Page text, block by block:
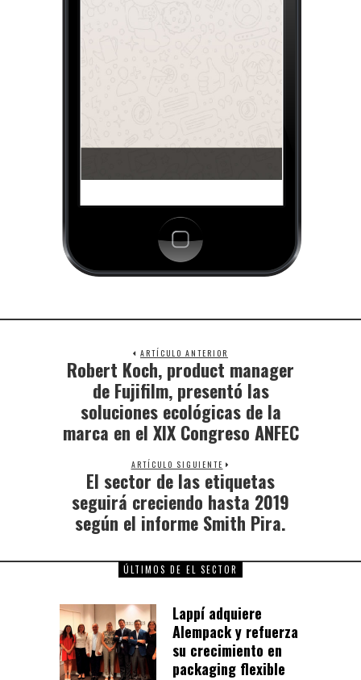
ARTÍCULO ANTERIOR
Robert Koch, product manager
de Fujifilm, presentó las
soluciones ecológicas de la
marca en el XIX Congreso ANFEC
ARTÍCULO SIGUIENTE
El sector de las etiquetas
seguirá creciendo hasta 2019
según el informe Smith Pira.
ÚLTIMOS DE EL SECTOR
Lappí adquiere
Alempack y refuerza
su crecimiento en
packaging flexible